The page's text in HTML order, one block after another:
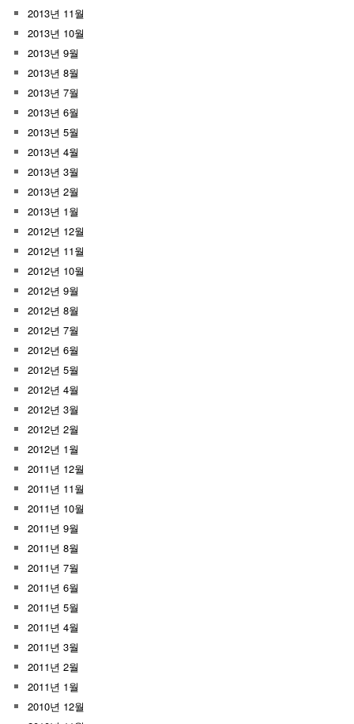
2013년 11월
2013년 10월
2013년 9월
2013년 8월
2013년 7월
2013년 6월
2013년 5월
2013년 4월
2013년 3월
2013년 2월
2013년 1월
2012년 12월
2012년 11월
2012년 10월
2012년 9월
2012년 8월
2012년 7월
2012년 6월
2012년 5월
2012년 4월
2012년 3월
2012년 2월
2012년 1월
2011년 12월
2011년 11월
2011년 10월
2011년 9월
2011년 8월
2011년 7월
2011년 6월
2011년 5월
2011년 4월
2011년 3월
2011년 2월
2011년 1월
2010년 12월